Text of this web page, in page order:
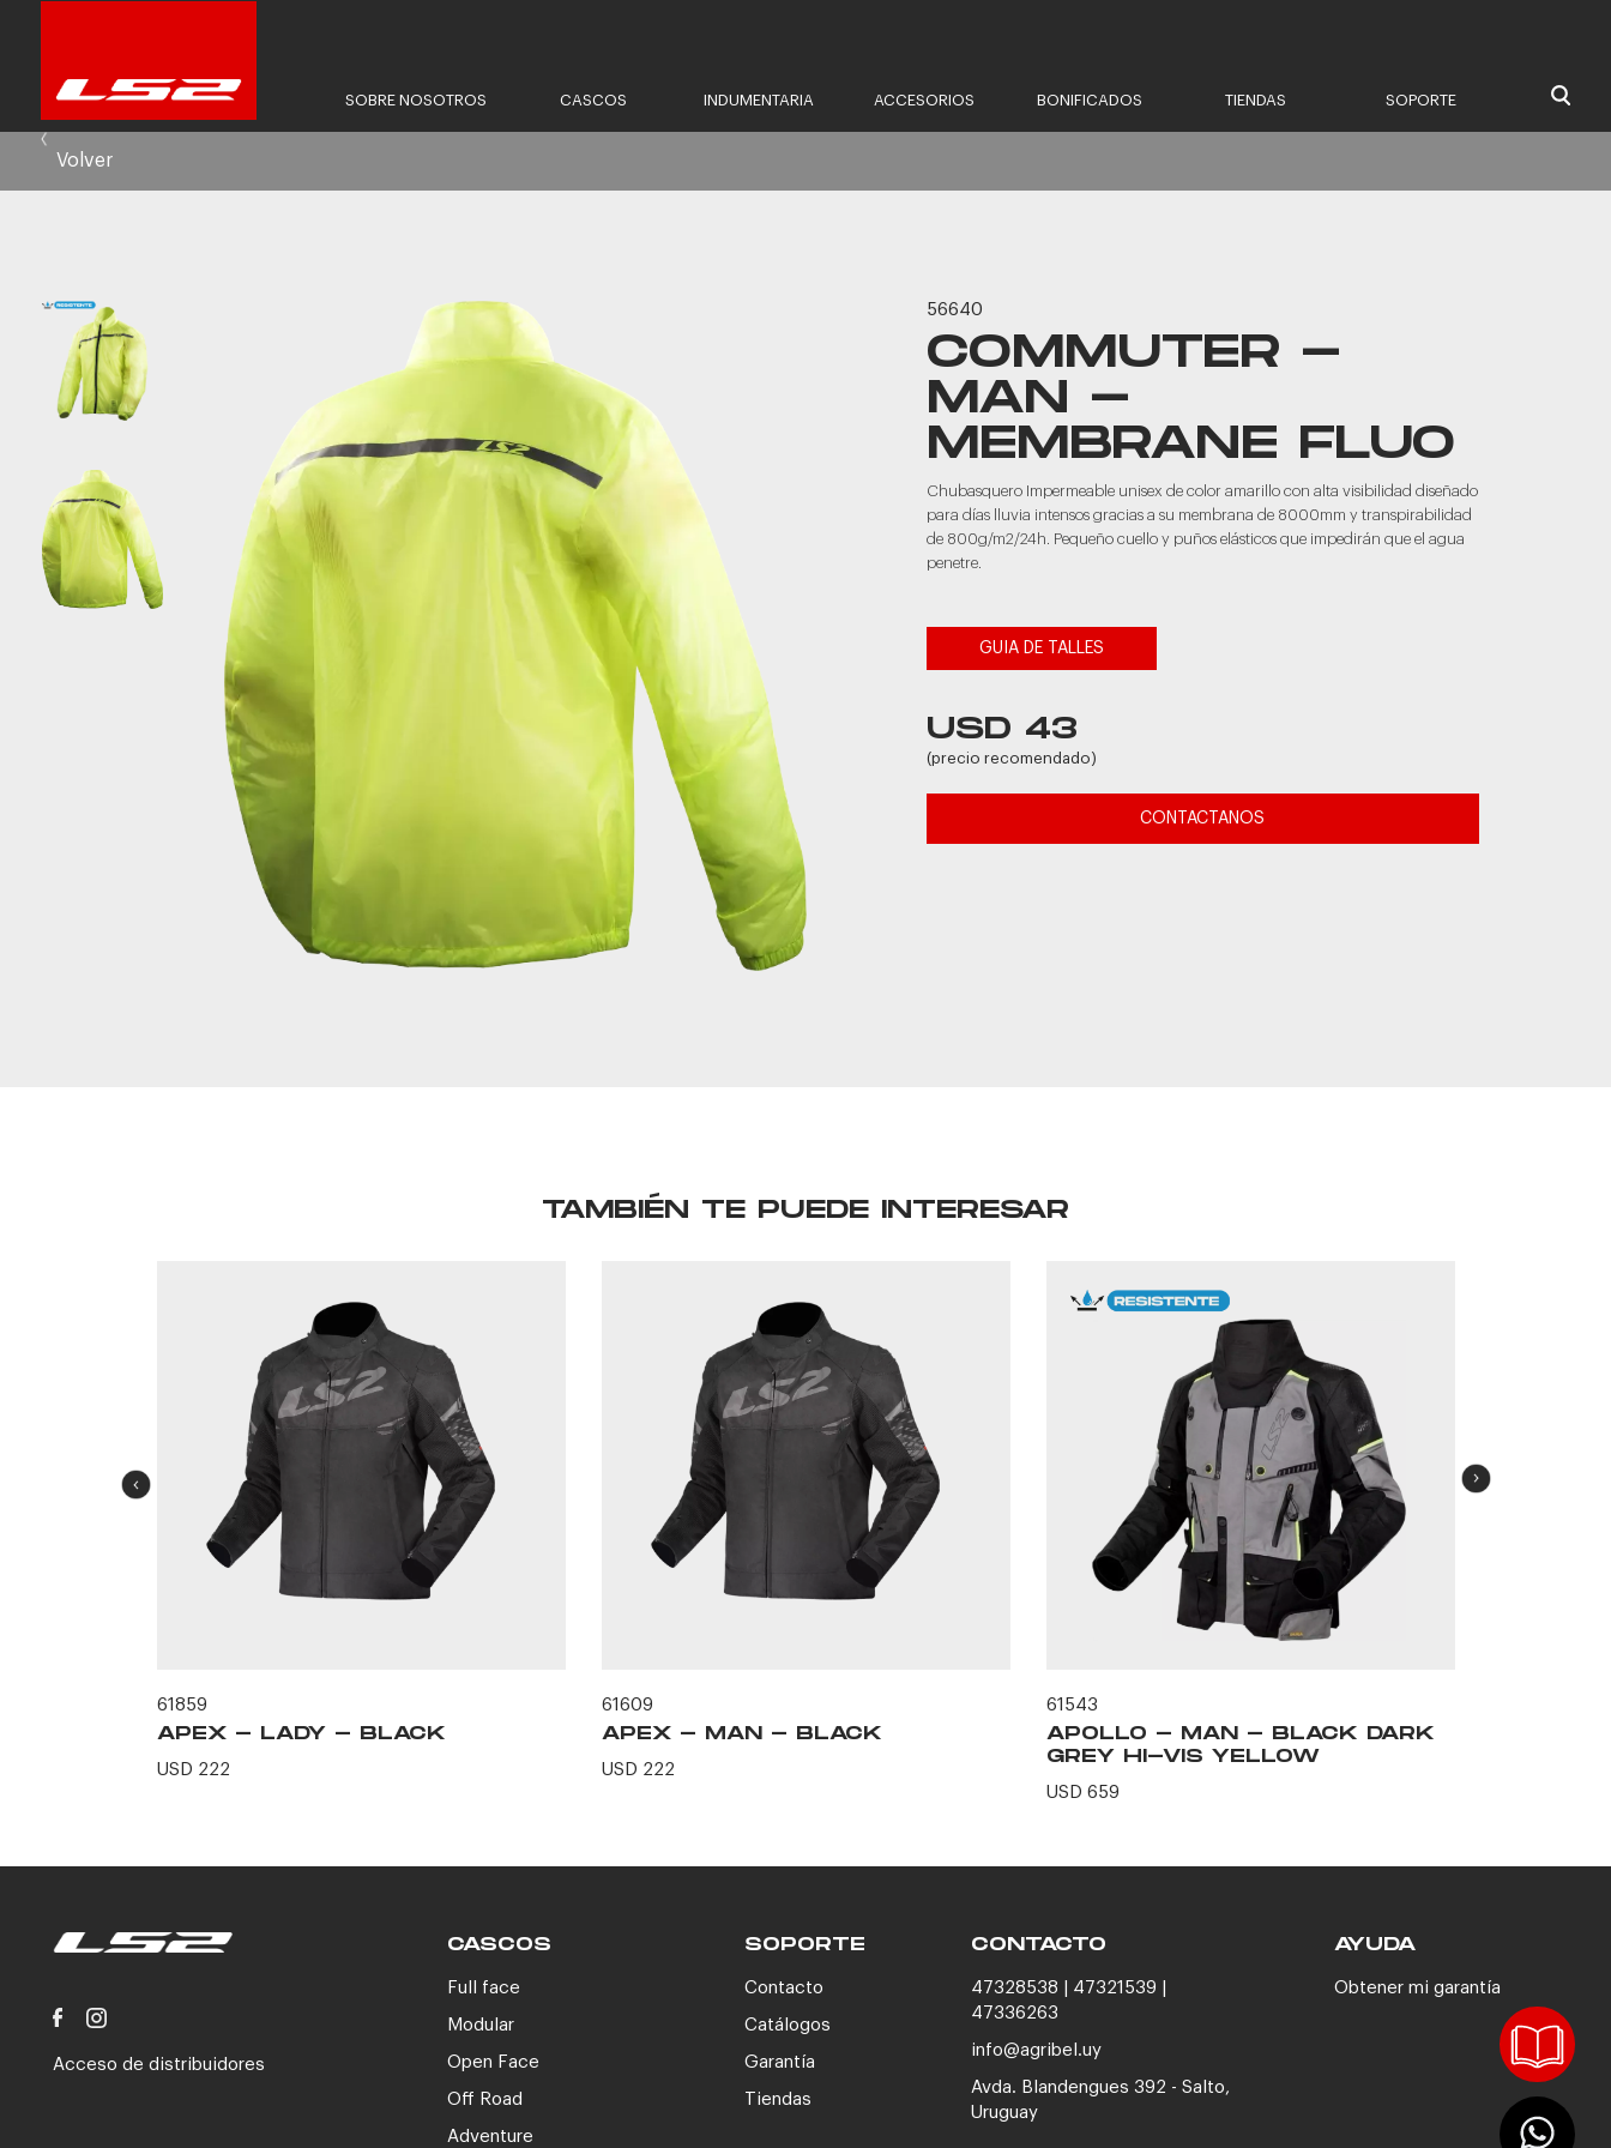
SOBRE NOSOTROS CASCOS INDUMENTARIA ACCESORIOS BONIFICADOS TIENDAS SOPORTE
Volver
56640
COMMUTER -
MAN -
MEMBRANE FLUO
Chubasquero Impermeable unisex de color amarillo con alta visibilidad diseñado
para días lluvia intensos gracias a su membrana de 8000mm y transpirabilidad
de 800g/m2/24h. Pequeño cuello y puños elásticos que impedirán que el agua
penetre.
GUIA DE TALLES
USD 43
(precio recomendado)
CONTACTANOS
TAMBIÉN TE PUEDE INTERESAR
61859
APEX - LADY - BLACK
USD 222
61609
APEX - MAN - BLACK
USD 222
61543
APOLLO - MAN - BLACK DARK
GREY HI-VIS YELLOW
USD 659
Acceso de distribuidores
CASCOS
Full face
Modular
Open Face
Off Road
Adventure
SOPORTE
Contacto
Catálogos
Garantía
Tiendas
CONTACTO
47328538 | 47321539 |
47336263
info@agribel.uy
Avda. Blandengues 392 - Salto,
Uruguay
AYUDA
Obtener mi garantía